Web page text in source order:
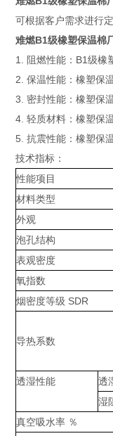
可根据客户需求进行
难燃B1级橡塑保温棉
1. 阻燃性能：B1级橡
2. 保温性能：橡塑保
3. 密封性能：橡塑保
4. 轻质材料：橡塑保
5. 抗震性能：橡塑保
技术指标：
性能项目
材料类型
外观
泡孔结构
表观密度
氧指数
烟密度等级 SDR
导热系数
透湿性能 透
湿
真空吸水率 ％